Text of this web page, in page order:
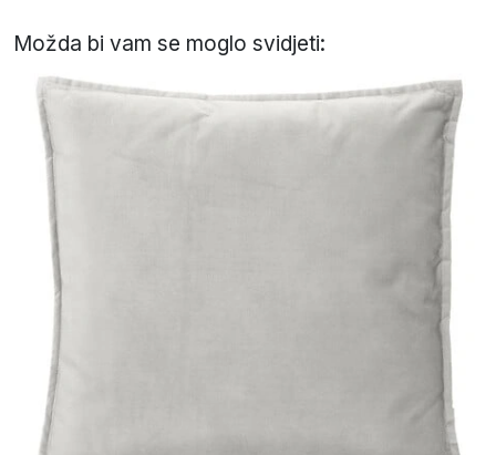
Možda bi vam se moglo svidjeti: